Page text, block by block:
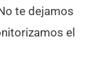
te dejamos
el